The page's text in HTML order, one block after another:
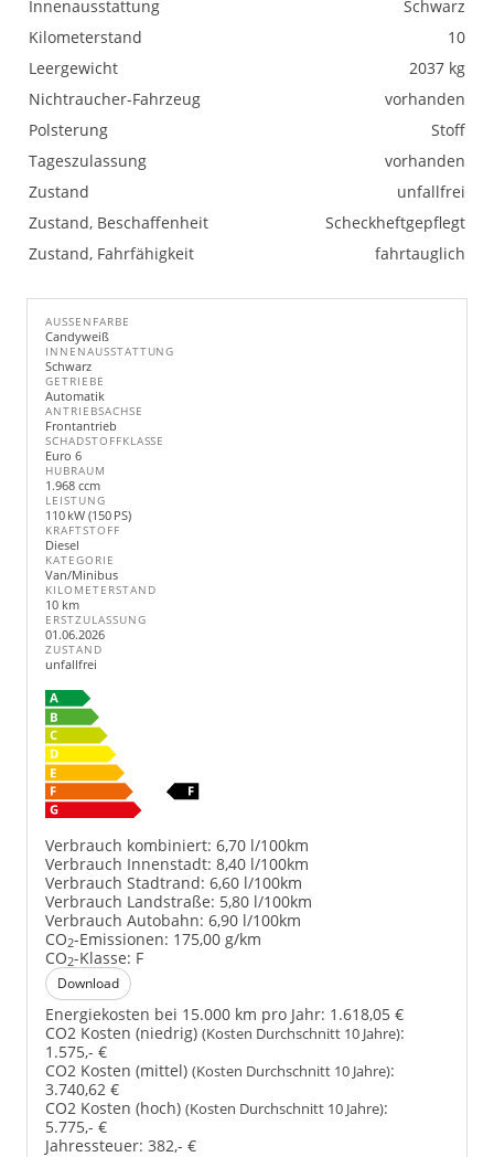
Innenausstattung
Schwarz
Kilometerstand
10
Leergewicht
2037 kg
Nichtraucher-Fahrzeug
vorhanden
Polsterung
Stoff
Tageszulassung
vorhanden
Zustand
unfallfrei
Zustand, Beschaffenheit
Scheckheftgepflegt
Zustand, Fahrfähigkeit
fahrtauglich
AUSSENFARBE
Candyweiß
INNENAUSSTATTUNG
Schwarz
GETRIEBE
Automatik
ANTRIEBSACHSE
Frontantrieb
SCHADSTOFFKLASSE
Euro 6
HUBRAUM
1.968 ccm
LEISTUNG
110 kW (150 PS)
KRAFTSTOFF
Diesel
KATEGORIE
Van/Minibus
KILOMETERSTAND
10 km
ERSTZULASSUNG
01.06.2026
ZUSTAND
unfallfrei
Verbrauch kombiniert: 6,70 l/100km
Verbrauch Innenstadt: 8,40 l/100km
Verbrauch Stadtrand: 6,60 l/100km
Verbrauch Landstraße: 5,80 l/100km
Verbrauch Autobahn: 6,90 l/100km
CO2-Emissionen: 175,00 g/km
CO2-Klasse: F
Download
Energiekosten bei 15.000 km pro Jahr: 1.618,05 €
CO2 Kosten (niedrig) (Kosten Durchschnitt 10 Jahre):
1.575,- €
CO2 Kosten (mittel) (Kosten Durchschnitt 10 Jahre):
3.740,62 €
CO2 Kosten (hoch) (Kosten Durchschnitt 10 Jahre):
5.775,- €
Jahressteuer: 382,- €